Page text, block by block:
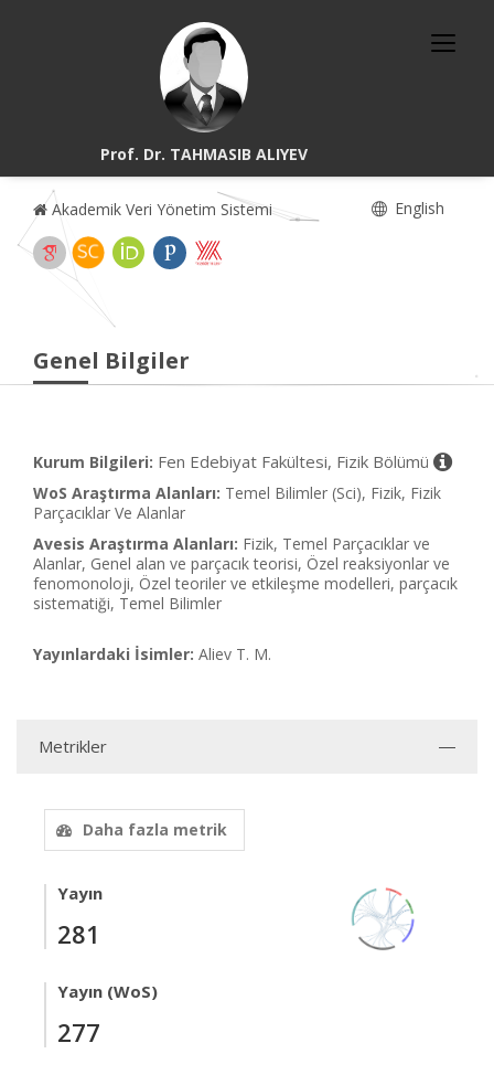
Prof. Dr. TAHMASIB ALIYEV
Akademik Veri Yönetim Sistemi English
Genel Bilgiler
Kurum Bilgileri: Fen Edebiyat Fakültesi, Fizik Bölümü
WoS Araştırma Alanları: Temel Bilimler (Sci), Fizik, Fizik
Parçacıklar Ve Alanlar
Avesis Araştırma Alanları: Fizik, Temel Parçacıklar ve
Alanlar, Genel alan ve parçacık teorisi, Özel reaksiyonlar ve
fenomonoloji, Özel teoriler ve etkileşme modelleri, parçacık
sistematiği, Temel Bilimler
Yayınlardaki İsimler: Aliev T. M.
Metrikler
Daha fazla metrik
Yayın
281
Yayın (WoS)
277